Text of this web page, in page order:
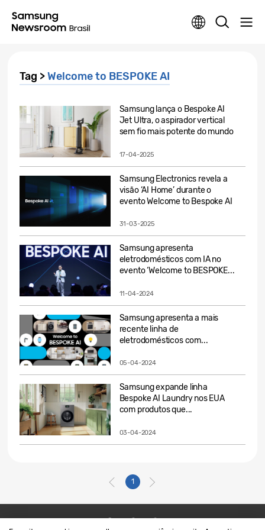
Tag >Welcome to BESPOKE AI
Samsung lança o Bespoke AI
Jet Ultra, o aspirador vertical
sem fio mais potente do mundo
17-04-2025
Samsung Electronics revela a
visão ‘AI Home’ durante o
evento Welcome to Bespoke AI
31-03-2025
Samsung apresenta
eletrodomésticos com IA no
evento ‘Welcome to BESPOKE...
11-04-2024
Samsung apresenta a mais
recente linha de
eletrodomésticos com...
05-04-2024
Samsung expande linha
Bespoke AI Laundry nos EUA
com produtos que...
03-04-2024
1